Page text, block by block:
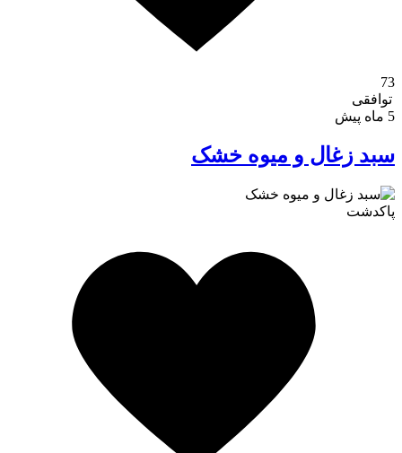
73
توافقی
سبد زغال و میوه خشک
پاکدشت